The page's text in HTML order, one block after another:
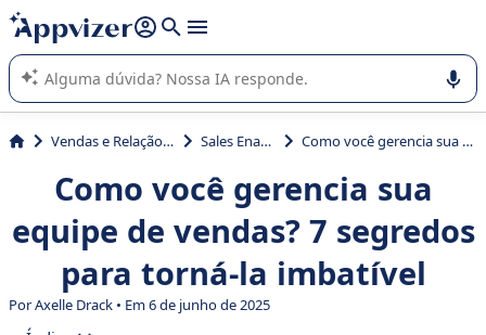
de nossa IA (várias linhas com
A IA do Appvizer o orienta no uso ou na seleção de software
SaaS para sua empresa.
Vendas e Relação com Cliente Sales Enablement Como você gerencia sua equipe de vendas? 7 segredos para torná-la imbatível
Como você gerencia sua
equipe de vendas? 7 segredos
para torná-la imbatível
Por Axelle Drack • Em 6 de junho de 2025